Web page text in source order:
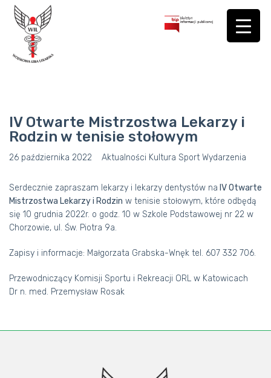
IV Otwarte Mistrzostwa Lekarzy i
Rodzin w tenisie stołowym
26 października 2022 Aktualności Kultura Sport Wydarzenia
Serdecznie zapraszam lekarzy i lekarzy dentystów na IV Otwarte
Mistrzostwa Lekarzy i Rodzin w tenisie stołowym, które odbędą
się 10 grudnia 2022r. o godz. 10 w Szkole Podstawowej nr 22 w
Chorzowie, ul. Św. Piotra 9a.
Zapisy i informacje: Małgorzata Grabska-Wnęk tel. 607 332 706.
Przewodniczący Komisji Sportu i Rekreacji ORL w Katowicach
Dr n. med. Przemysław Rosak